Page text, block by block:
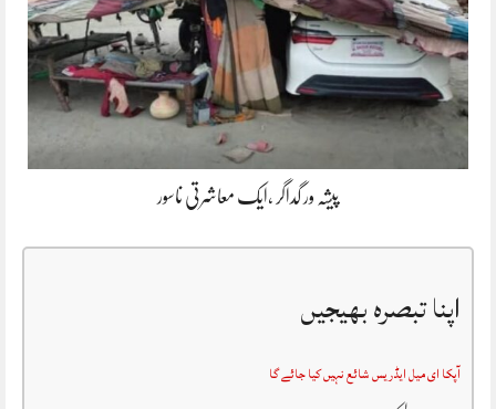
پیشہ ور گداگر ،ایک معاشرتی ناسور
اپنا تبصرہ بھیجیں
آپکا ای میل ایڈریس شائع نہیں کیا جائے گا